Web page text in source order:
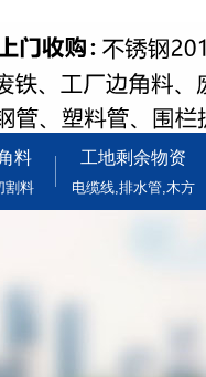
料
割料
工地剩余物资
电缆线,排水管,木方